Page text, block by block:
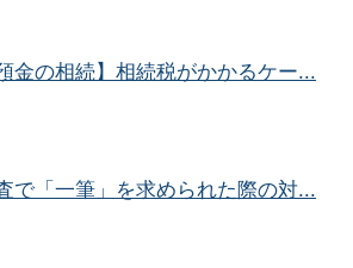
金の相続】相続税がかかるケー...
で「一筆」を求められた際の対...